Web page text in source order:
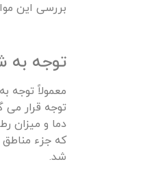
بررسی این
توجه به
معمولاً توجه
توجه قرار می
دما و میزان
که جزء
شد.